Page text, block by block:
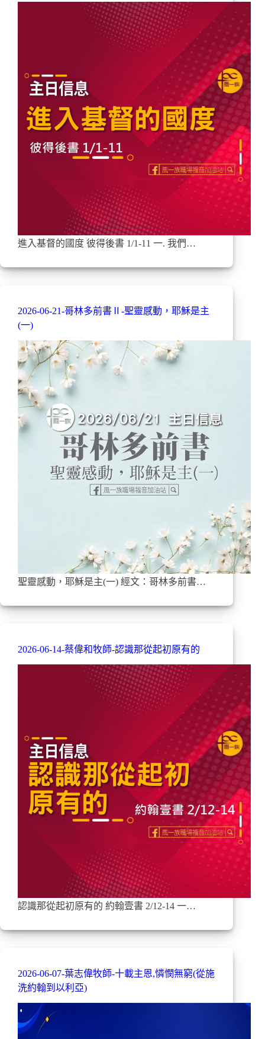
進入基督的國度 彼得後書 1/1-11 一. 我們…
2026-06-21-哥林多前書Ⅱ-聖靈感動，耶穌是主
(一)
聖靈感動，耶穌是主(一) 經文：哥林多前書…
2026-06-14-蔡偉和牧師-認識那從起初原有的
認識那從起初原有的 約翰壹書 2/12-14 一…
2026-06-07-葉志偉牧師-十載主恩,憐憫無窮(從施
洗約翰到以利亞)